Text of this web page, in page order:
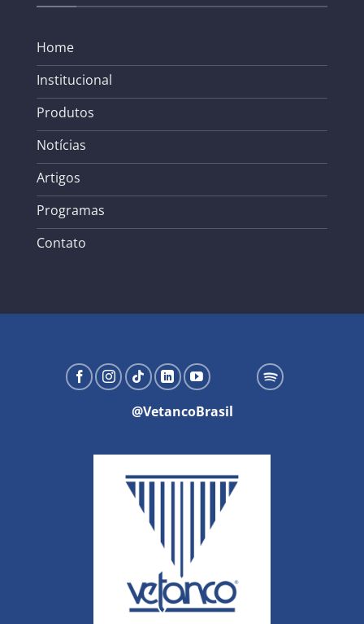
Home
Institucional
Produtos
Notícias
Artigos
Programas
Contato
@VetancoBrasil